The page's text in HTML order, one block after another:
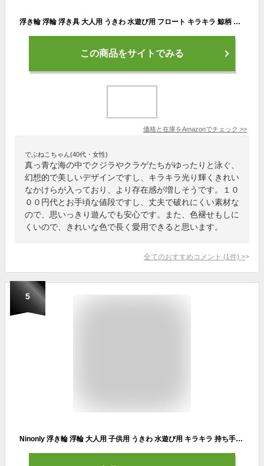
浮き輪 浮輪 浮き具 大人用 うきわ 水遊び用 フロート キラキラ 鯨柄 O型 スイミング ビーチ プール 海水浴 水泳 夏休旅行 アウトドア 持ち手付き (90#)
この商品をサイトでみる
価格と在庫をAmazonでチェック >>
でぶねこちゃん(40代・女性)
真っ青な海の中でクジラやクラゲたちがゆったりと泳ぐ、
幻想的で美しいデザインですし、キラキラ光り輝くきれい
なかけらが入っており、より存在感が増しそうです。１０
００円代とお手頃な値段ですし、丈夫で破れにくい素材な
ので、思いっきり遊んでも安心です。また、色褪せもしに
くいので、きれいな色で長く愛用できると思います。
全てのおすすめコメント (1 件) >
5
Ninonly 浮き輪 浮輪 大人用 子供用 うきわ 水遊び用 キラキラ 持ち手付き O型 スイミング 直径120cm（星空柄）